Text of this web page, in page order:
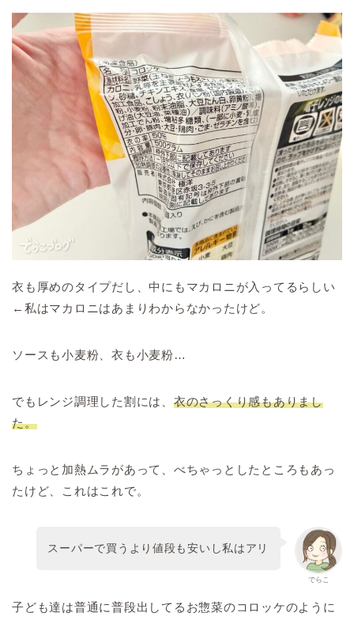
衣も厚めのタイプだし、中にもマカロニが入ってるらしい
←私はマカロニはあまりわからなかったけど。
ソースも小麦粉、衣も小麦粉…
でもレンジ調理した割には、 衣のさっくり感もありまし
た。
ちょっと加熱ムラがあって、べちゃっとしたところもあっ
たけど、これはこれで。
でらこ
スーパーで買うより値段も安いし私はアリ
子ども達は普通に普段出してるお惣菜のコロッケのように